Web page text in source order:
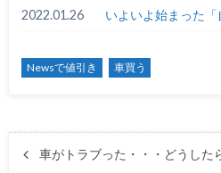
2022.01.26 いよいよ始まった
Newsで値引き 車買う
車がトラブった・・・どうした